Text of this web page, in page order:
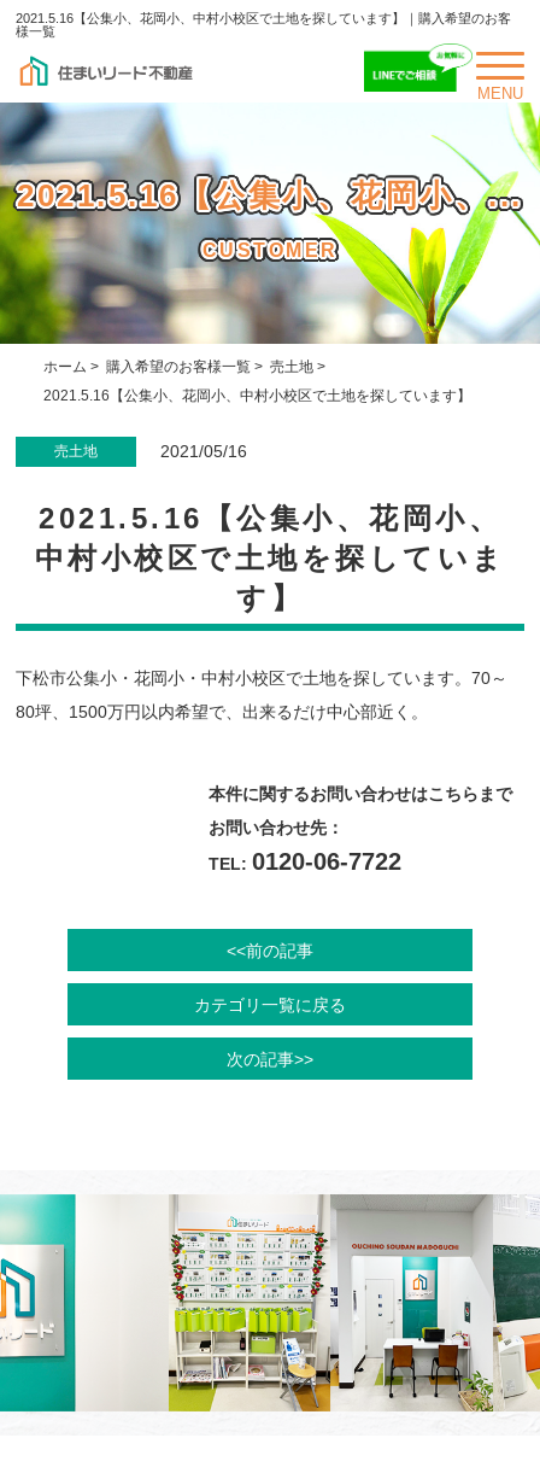
2021.5.16【公集小、花岡小、中村小校区で土地を探しています】｜購入希望のお客
様一覧
MENU
2021.5.16【公集小、花岡小、...
CUSTOMER
ホーム > 購入希望のお客様一覧 > 売土地 >
2021.5.16【公集小、花岡小、中村小校区で土地を探しています】
売土地 2021/05/16
2021.5.16【公集小、花岡小、
中村小校区で土地を探していま
す】
下松市公集小・花岡小・中村小校区で土地を探しています。70～
80坪、1500万円以内希望で、出来るだけ中心部近く。
本件に関するお問い合わせはこちらまで
お問い合わせ先：
TEL: 0120-06-7722
<<前の記事
カテゴリ一覧に戻る
次の記事>>